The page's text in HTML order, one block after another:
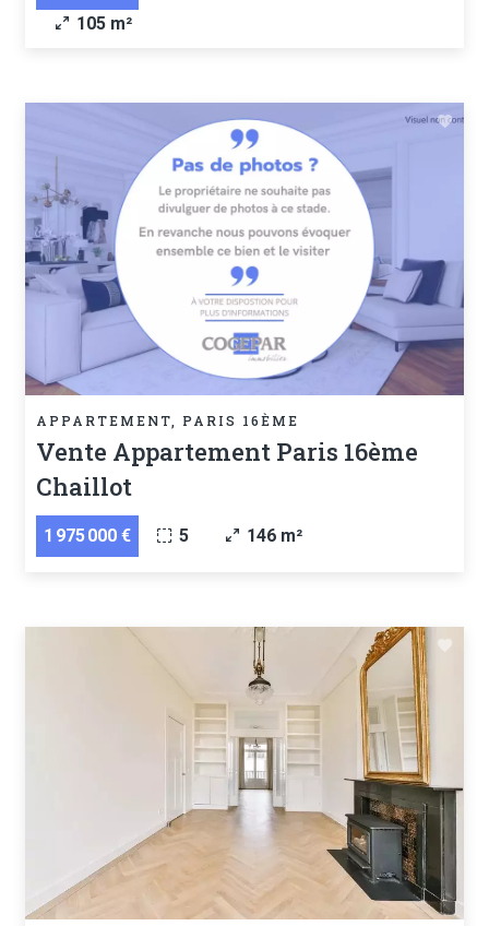
105 m²
APPARTEMENT, PARIS 16ÈME
Vente Appartement Paris 16ème
Chaillot
1 975 000 € 5 146 m²